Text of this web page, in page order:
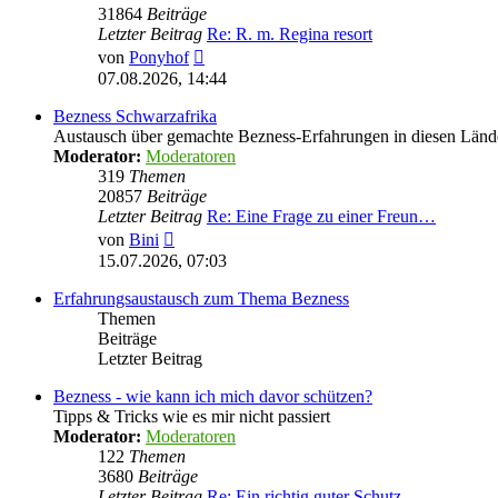
31864 Beiträge
Letzter Beitrag Re: R. m. Regina resort
von Ponyhof
Beitrag
07.08.2026, 14:44
Bezness Schwarzafrika
Austausch über gemachte Bezness-Erfahrungen in diesen
Moderator: Moderatoren
319 Themen
20857 Beiträge
Letzter Beitrag Re: Eine Frage zu einer Freun…
von Bini
Beitrag
15.07.2026, 07:03
Erfahrungsaustausch zum Thema Bezness
Themen
Beiträge
Letzter Beitrag
Bezness - wie kann ich mich davor schützen?
Tipps & Tricks wie es mir nicht passiert
Moderator: Moderatoren
122 Themen
3680 Beiträge